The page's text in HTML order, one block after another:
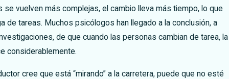
se vuelven más complejas, el cambio lleva más tiempo, lo que
de tareas. Muchos psicólogos han llegado a la conclusión, a
de que cuando las personas cambian de tarea, la
considerablemente.
cree que está “mirando” a la carretera, puede que no esté